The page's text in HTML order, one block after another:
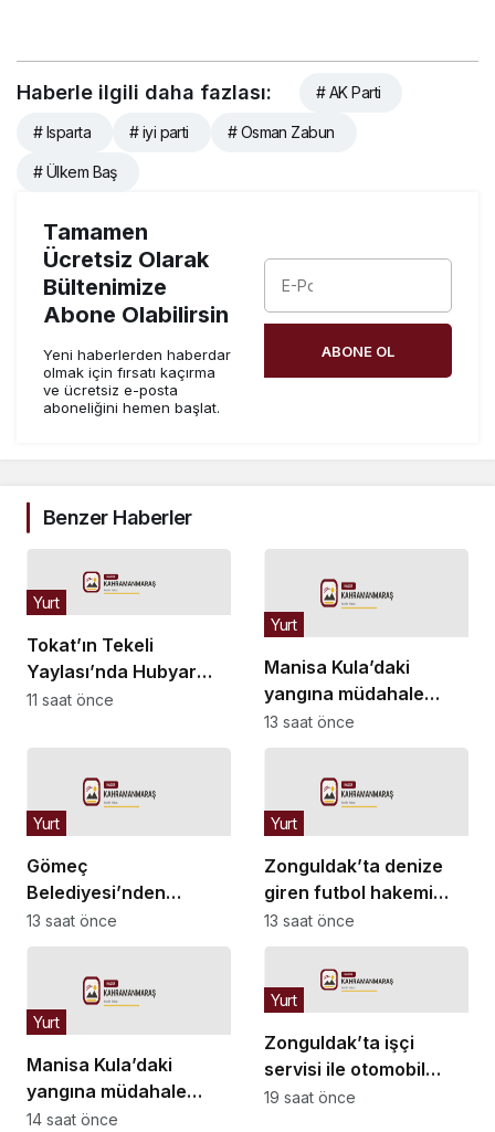
Haberle ilgili daha fazlası: # AK Parti
# Isparta # iyi parti # Osman Zabun
# Ülkem Baş
Tamamen
Ücretsiz Olarak
Bültenimize
Abone Olabilirsin
Yeni haberlerden haberdar
olmak için fırsatı kaçırma
ve ücretsiz e-posta
aboneliğini hemen başlat.
ABONE OL
Benzer Haberler
Tokat’ın Tekeli
Yaylası’nda Hubyar
Sultan Anma Etkinliği
Yurt
11 saat önce
Manisa Kula’daki
yangına müdahale
sürüyor… Kullanılan
araç sayısı artırıldı
Yurt
13 saat önce
Gömeç
Belediyesi’nden
yangından etkilenen
üreticilere destek
Yurt
13 saat önce
Zonguldak’ta denize
giren futbol hakemi
Hakan Ergin boğularak
hayatını kaybetti
Yurt
13 saat önce
Manisa Kula’daki
yangına müdahale
sürüyor… Hava ve kara
Yurt
14 saat önce
Zonguldak’ta işçi
servisi ile otomobil
çarpıştı: 1’i ağır 4 yaralı
Yurt
19 saat önce